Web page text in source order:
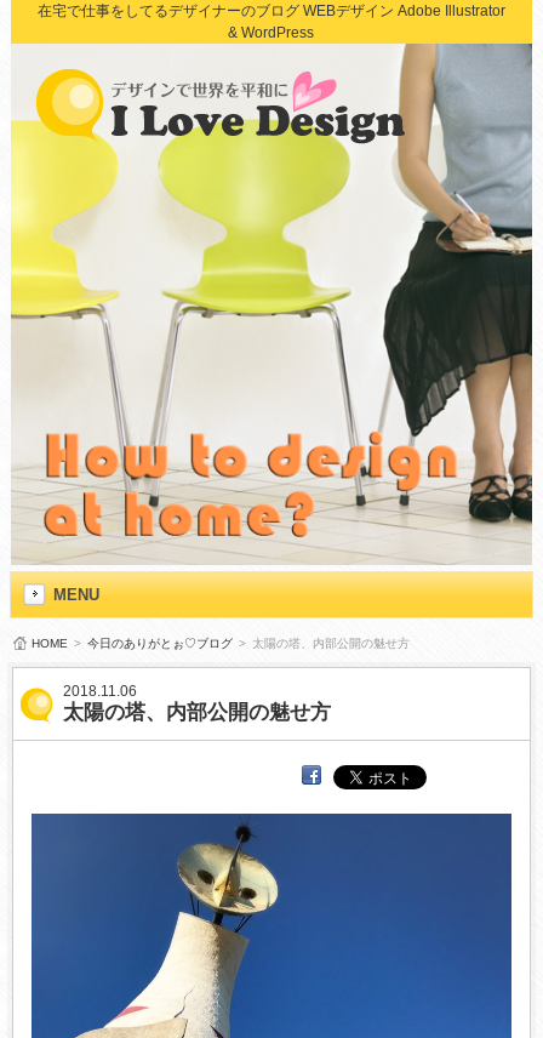
在宅で仕事をしてるデザイナーのブログ WEBデザイン Adobe Illustrator
& WordPress
MENU
HOME > 今日のありがとぉ♡ブログ > 太陽の塔、内部公開の魅せ方
2018.11.06
太陽の塔、内部公開の魅せ方